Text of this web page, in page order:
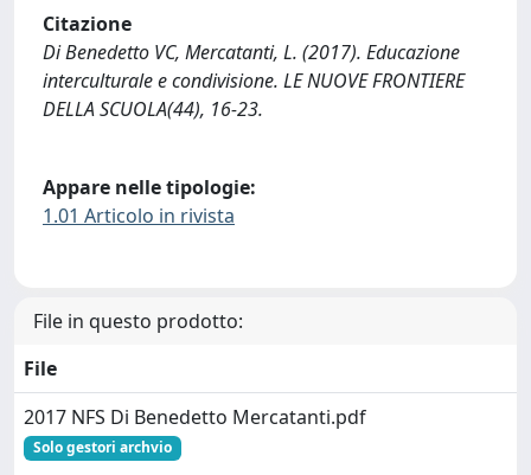
Citazione
Di Benedetto VC, Mercatanti, L. (2017). Educazione
interculturale e condivisione. LE NUOVE FRONTIERE
DELLA SCUOLA(44), 16-23.
Appare nelle tipologie:
1.01 Articolo in rivista
File in questo prodotto:
File
2017 NFS Di Benedetto Mercatanti.pdf
Solo gestori archvio